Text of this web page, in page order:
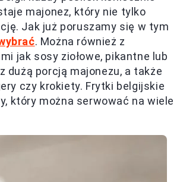
majonez, który nie tylko
Jak już poruszamy się w tym
. Można również z
jak sosy ziołowe, pikantne lub
dużą porcją majonezu, a także
czy krokiety. Frytki belgijskie
który można serwować na wiele